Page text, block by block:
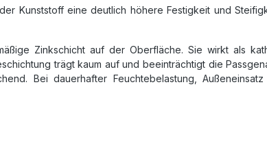
Kunststoff eine deutlich höhere Festigkeit und
Zinkschicht auf der Oberfläche. Sie wirkt als
trägt kaum auf und beeinträchtigt die
Bei dauerhafter Feuchtebelastung,